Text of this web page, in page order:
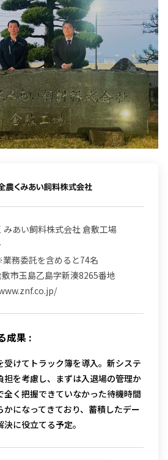
みあい飼料株式会社 倉敷工場
務委託を含めると74名
市玉島乙島字新湊8265番地
成果 :
受けてトラック簿を導入。新システ
担を考慮し、まずは入退場の管理か
全く把握できていなかった待機時間
かになってきており、蓄積したデー
に役立てる予定。